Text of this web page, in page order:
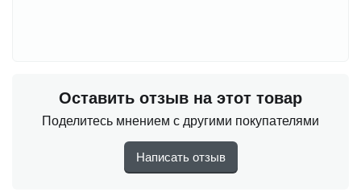
Оставить отзыв на этот товар
Поделитесь мнением с другими покупателями
Написать отзыв